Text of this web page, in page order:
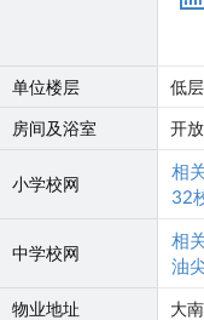
单位楼层
低层
房间及浴室
开
小学校网
相
32
中学校网
相
油
物业地址 大